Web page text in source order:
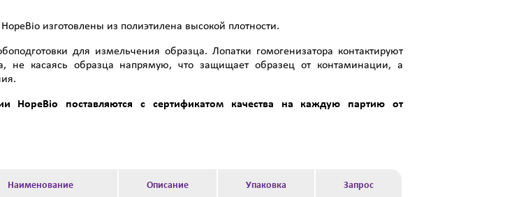
изготовлены из полиэтилена высокой плотности.
для измельчения образца. Лопатки гомогенизатора контактируют
не касаясь образца напрямую, что защищает образец от контаминации, а
HopeBio поставляются с сертификатом качества на каждую партию от
Наименование Описание Упаковка Запрос